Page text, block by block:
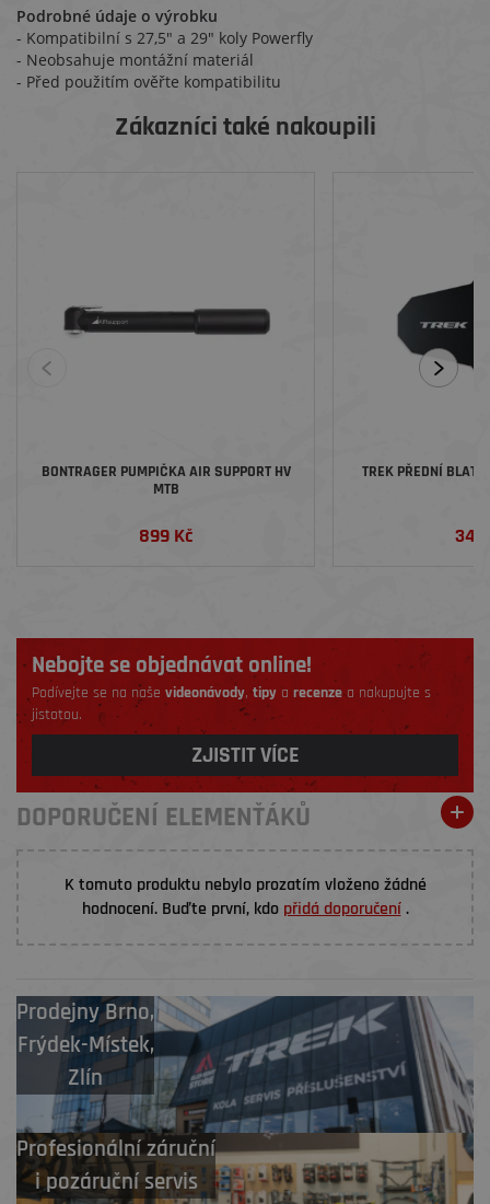
Podrobné údaje o výrobku
- Kompatibilní s 27,5" a 29" koly Powerfly
- Neobsahuje montážní materiál
- Před použitím ověřte kompatibilitu
Zákazníci také nakoupili
BONTRAGER PUMPIČKA AIR SUPPORT HV
MTB
899 Kč
TREK PŘEDNÍ
349
Nebojte se objednávat online!
Podívejte se na naše videonávody,tipy a recenzea nakupujte s
jistotou.
ZJISTIT VÍCE
DOPORUČENÍ ELEMENŤÁKŮ
K tomuto produktu nebylo prozatím vloženo žádné
hodnocení. Buďte první, kdo přidá doporučení.
ProdejnyBrno,
Frýdek-Místek,
Zlín
Profesionální záruční
i pozáruční servis